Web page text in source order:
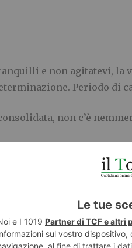
e non agitatevi, la
Periodo di
non c’è
sulle piccole cose
di attuare una dieta
nuove iniziative con